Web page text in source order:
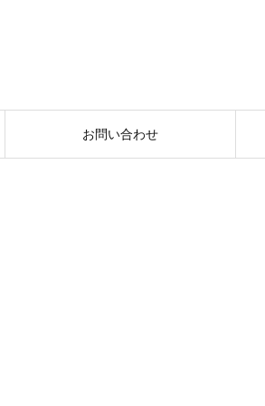
お問い合わせ